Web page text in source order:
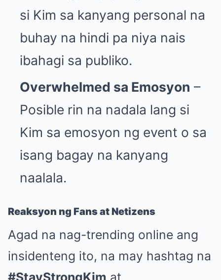
si Kim sa kanyang personal na
buhay na hindi pa niya nais
ibahagi sa publiko.
Overwhelmed sa Emosyon –
Posible rin na nadala lang si
Kim sa emosyon ng event o sa
isang bagay na kanyang
naalala.
Reaksyon ng Fans at Netizens
Agad na nag-trending online ang
insidenteng ito, na may hashtag na
#StayStrongKim at